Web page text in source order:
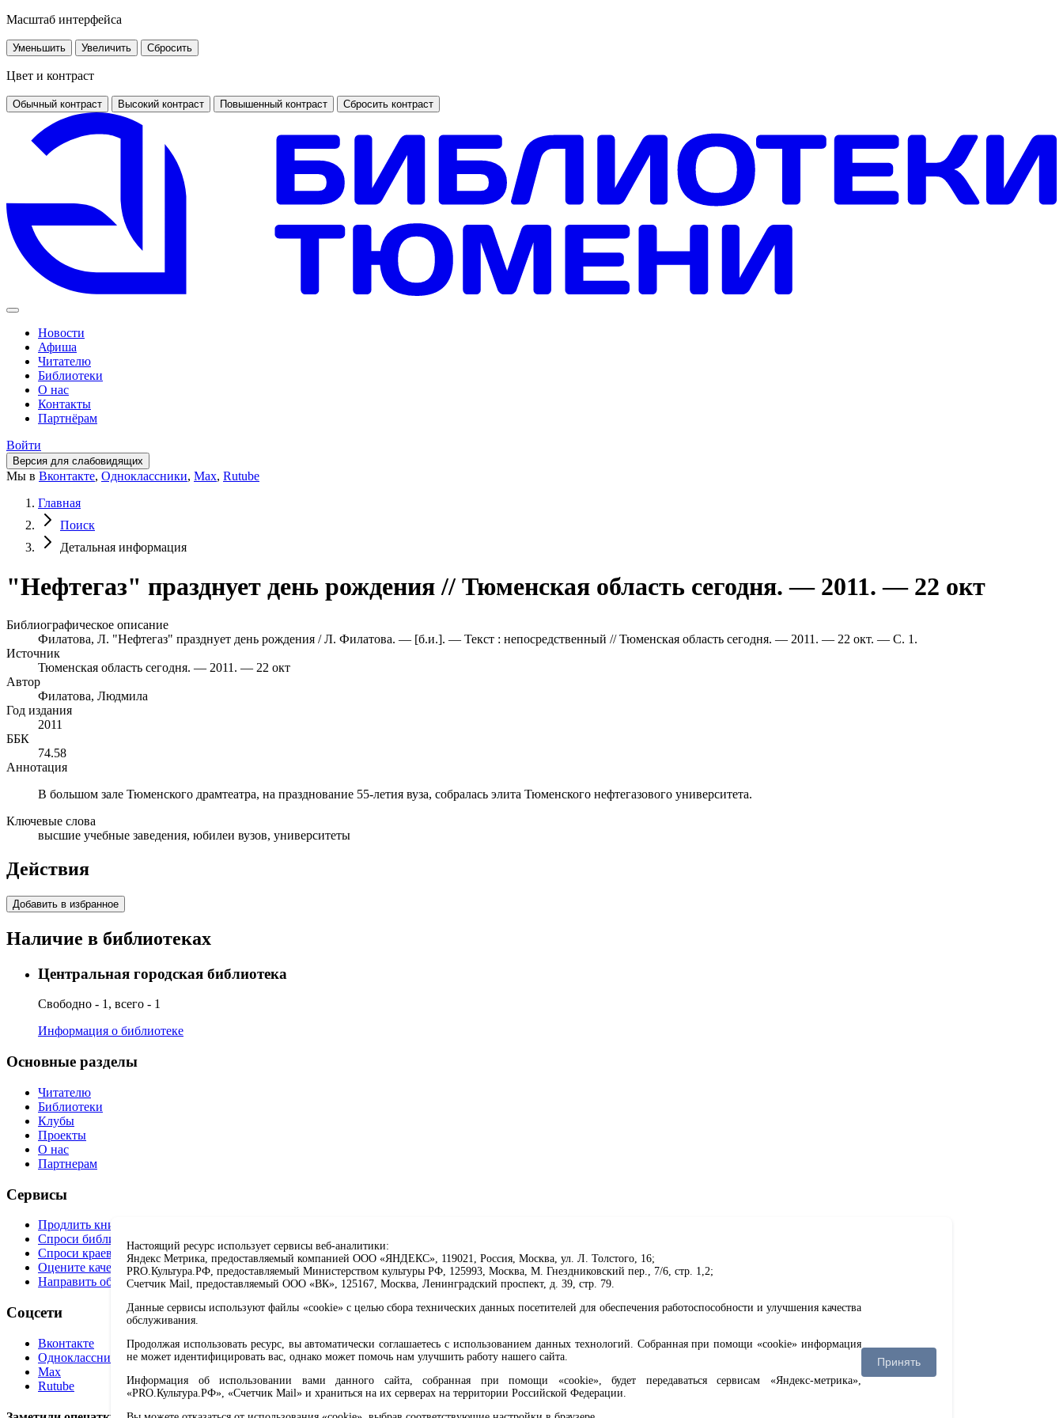
Масштаб интерфейса
Уменьшить Увеличить Сбросить
Цвет и контраст
Обычный контраст Высокий контраст Повышенный контраст Сбросить контраст
Новости
Афиша
Читателю
Библиотеки
О нас
Контакты
Партнёрам
Войти
Версия для слабовидящих
Мы в Вконтакте, Одноклассники, Max, Rutube
Главная
Поиск
Детальная информация
"Нефтегаз" празднует день рождения // Тюменская область сегодня. — 2011. — 22 окт
Библиографическое описание
Филатова, Л. "Нефтегаз" празднует день рождения / Л. Филатова. — [б.и.]. — Текст : непосредственный // Тюменская область сегодня. — 2011. — 22 окт. — С. 1.
Источник
Тюменская область сегодня. — 2011. — 22 окт
Автор
Филатова, Людмила
Год издания
2011
ББК
74.58
Аннотация
В большом зале Тюменского драмтеатра, на празднование 55-летия вуза, собралась элита Тюменского нефтегазового университета.
Ключевые слова
высшие учебные заведения, юбилеи вузов, университеты
Действия
Добавить в избранное
Наличие в библиотеках
Центральная городская библиотека
Свободно - 1, всего - 1
Информация о библиотеке
Основные разделы
Читателю
Библиотеки
Клубы
Проекты
О нас
Партнерам
Сервисы
Продлить книгу
Спроси библиотекаря
Спроси краеведа
Оцените качество услуг
Направить обращение директору
Соцсети
Вконтакте
Одноклассники
Max
Rutube
Настоящий ресурс использует сервисы веб-аналитики:
Яндекс Метрика, предоставляемый компанией ООО «ЯНДЕКС», 119021, Россия, Москва, ул. Л. Толстого, 16;
PRO.Культура.РФ, предоставляемый Министерством культуры РФ, 125993, Москва, М. Гнездниковский пер., 7/6, стр. 1,2;
Счетчик Mail, предоставляемый ООО «ВК», 125167, Москва, Ленинградский проспект, д. 39, стр. 79.
Данные сервисы используют файлы «cookie» с целью сбора технических данных посетителей для обеспечения работоспособности и улучшения качества
обслуживания.
Продолжая использовать ресурс, вы автоматически соглашаетесь с использованием данных технологий. Собранная при помощи «cookie» информация
не может идентифицировать вас, однако может помочь нам улучшить работу нашего сайта.
Информация об использовании вами данного сайта, собранная при помощи «cookie», будет передаваться сервисам «Яндекс-метрика»,
«PRO.Культура.РФ», «Счетчик Mail» и храниться на их серверах на территории Российской Федерации.
Принять